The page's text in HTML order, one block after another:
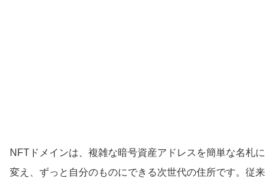
NFTドメインは、複雑な暗号資産アドレスを簡単な名札に
変え、ずっと自分のものにできる次世代の住所です。従来